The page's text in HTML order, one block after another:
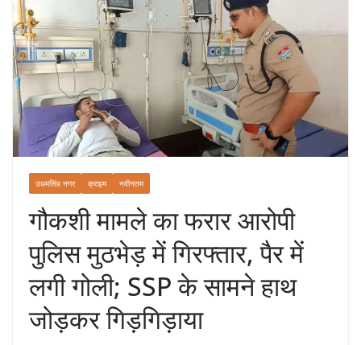
उधमसिंह नगर क्राइम नवीनतम
गौकशी मामले का फरार आरोपी
पुलिस मुठभेड़ में गिरफ्तार, पैर में
लगी गोली; SSP के सामने हाथ
जोड़कर गिड़गिड़ाया